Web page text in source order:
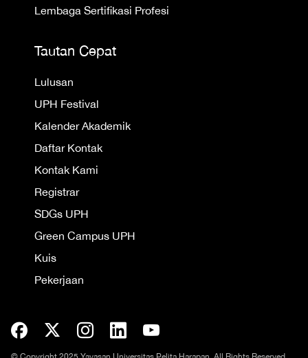
Lembaga Sertifikasi Profesi
Tautan Cepat
Lulusan
UPH Festival
Kalender Akademik
Daftar Kontak
Kontak Kami
Registrar
SDGs UPH
Green Campus UPH
Kuis
Pekerjaan